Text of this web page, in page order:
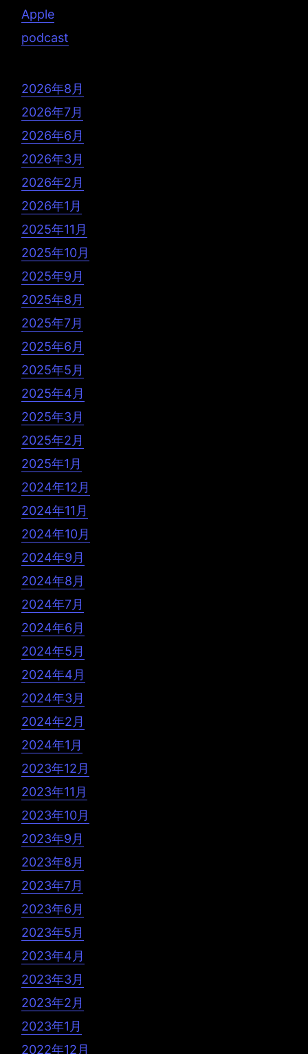
Apple
podcast
2026年8月
2026年7月
2026年6月
2026年3月
2026年2月
2026年1月
2025年11月
2025年10月
2025年9月
2025年8月
2025年7月
2025年6月
2025年5月
2025年4月
2025年3月
2025年2月
2025年1月
2024年12月
2024年11月
2024年10月
2024年9月
2024年8月
2024年7月
2024年6月
2024年5月
2024年4月
2024年3月
2024年2月
2024年1月
2023年12月
2023年11月
2023年10月
2023年9月
2023年8月
2023年7月
2023年6月
2023年5月
2023年4月
2023年3月
2023年2月
2023年1月
2022年12月